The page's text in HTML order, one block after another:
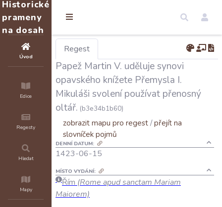
Historické
prameny
na dosah
Úvod
Edice
Regesty
Hledat
Mapy
Regest
Papež Martin V. uděluje synovi
opavského knížete Přemysla I.
Mikuláši svolení používat přenosný
oltář. (b3e34b1b60)
zobrazit mapu pro regest/přejít na
slovníček pojmů
DENNÍ DATUM:
1423-06-15
MÍSTO VYDÁNÍ:
Řím (Rome apud sanctam Mariam
Maiorem)